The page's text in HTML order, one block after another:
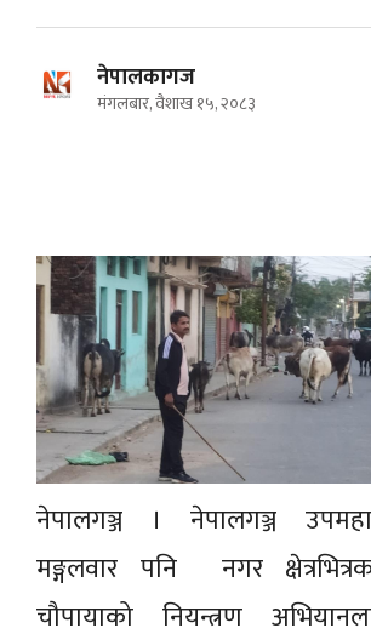
नेपालकागज
मंगलबार, वैशाख १५, २०८३
नेपालगञ्ज । नेपालगञ्ज
मङ्गलवार पनि नगर
चौपायाको नियन्त्रण